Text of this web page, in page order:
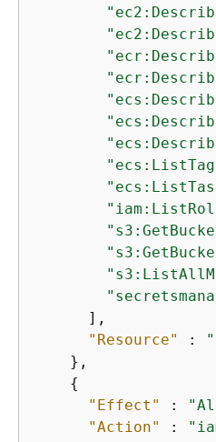
      ],
"Resource"
:
    },
{
"Effect"
:
"Action"
: